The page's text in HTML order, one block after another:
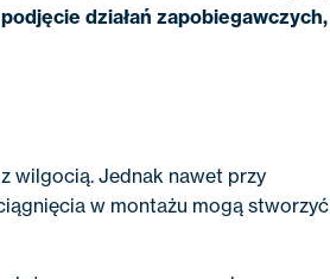
działań zapobiegawczych,
wilgocią. Jednak nawet przy
w montażu mogą stworzyć